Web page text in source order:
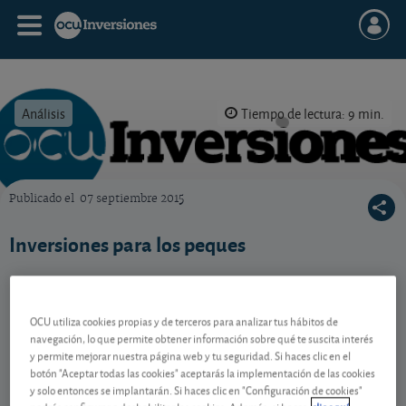
Análisis Tiempo de lectura: 9 min.
Publicado el 07 septiembre 2015
Inversiones para los peques
Contenido reservado a SOCIOS
Gestiona tu dinero con visión
OCU utiliza cookies propias y de terceros para analizar tus hábitos de
navegación, lo que permite obtener información sobre qué te suscita interés
y permite mejorar nuestra página web y tu seguridad. Si haces clic en el
botón "Aceptar todas las cookies" aceptarás la implementación de las cookies
y solo entonces se implantarán. Si haces clic en "Configuración de cookies"